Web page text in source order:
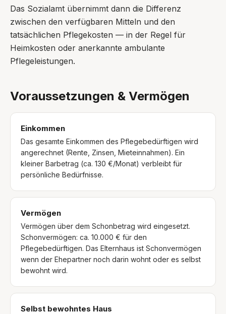
Das Sozialamt übernimmt dann die Differenz
zwischen den verfügbaren Mitteln und den
tatsächlichen Pflegekosten — in der Regel für
Heimkosten oder anerkannte ambulante
Pflegeleistungen.
Voraussetzungen & Vermögen
Einkommen
Das gesamte Einkommen des Pflegebedürftigen wird
angerechnet (Rente, Zinsen, Mieteinnahmen). Ein
kleiner Barbetrag (ca. 130 €/Monat) verbleibt für
persönliche Bedürfnisse.
Vermögen
Vermögen über dem Schonbetrag wird eingesetzt.
Schonvermögen: ca. 10.000 € für den
Pflegebedürftigen. Das Elternhaus ist Schonvermögen
wenn der Ehepartner noch darin wohnt oder es selbst
bewohnt wird.
Selbst bewohntes Haus